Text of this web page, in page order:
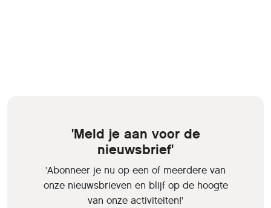
'Meld je aan voor de
nieuwsbrief'
'Abonneer je nu op een of meerdere van
onze nieuwsbrieven en blijf op de hoogte
van onze activiteiten!'